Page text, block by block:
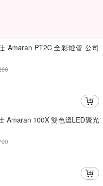
Amaran PT2C 全彩燈管 公司
Amaran 100X 雙色溫LED聚光